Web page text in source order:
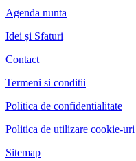
Agenda nunta
Idei și Sfaturi
Contact
Termeni si conditii
Politica de confidentialitate
Politica de utilizare cookie-
Sitemap